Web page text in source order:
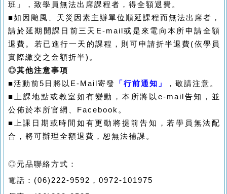
班」，致學員無法出席課程者，得全額退費。
■如因颱風、天災因素主辦單位順延課程而無法出席者，
請於延期開課日前三天E-mail或是來電向本所申請全額
退費。若已進行一天的課程，則可申請折半退費(依學員
實際繳交之金額折半)。
◎其他注意事項
■活動前5日將以E-Mail寄發 「行前通知」
，敬請注意。
■上課地點或教室如有變動，本所將以e-mail告知，並
公佈於本所官網、Facebook。
■上課日期或時間如有更動將提前告知，若學員無法配
合，將可辦理全額退費，恕無法補課。
◎元品聯絡方式：
電話：(06)222-9592，0972-101975